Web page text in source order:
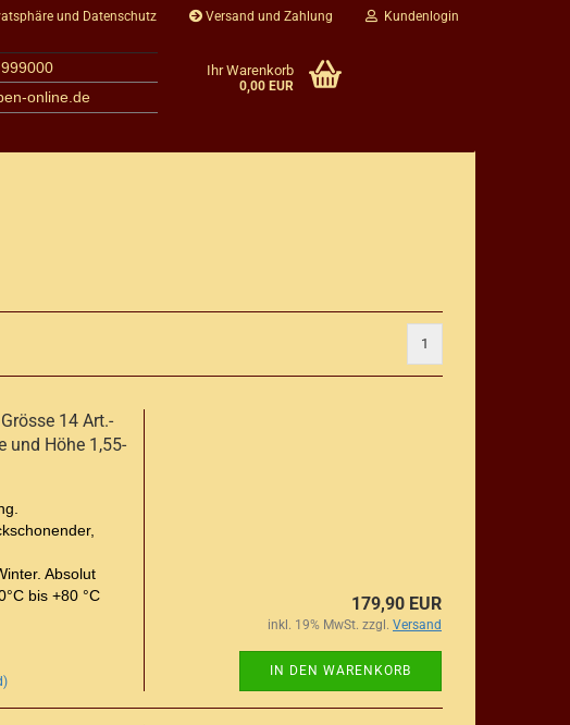
und Datenschutz Versand und Zahlung Kundenlogin
online.de
Ihr Warenkorb
0,00 EUR
1
14 Art.-
und Höhe 1,55-
Absolut
bis +80 °C
179,90 EUR
inkl. 19% MwSt. zzgl. Versand
IN DEN WARENKORB